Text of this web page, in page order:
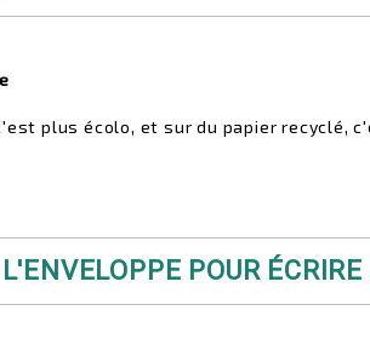
plus écolo, et sur du papier recyclé,
POUR